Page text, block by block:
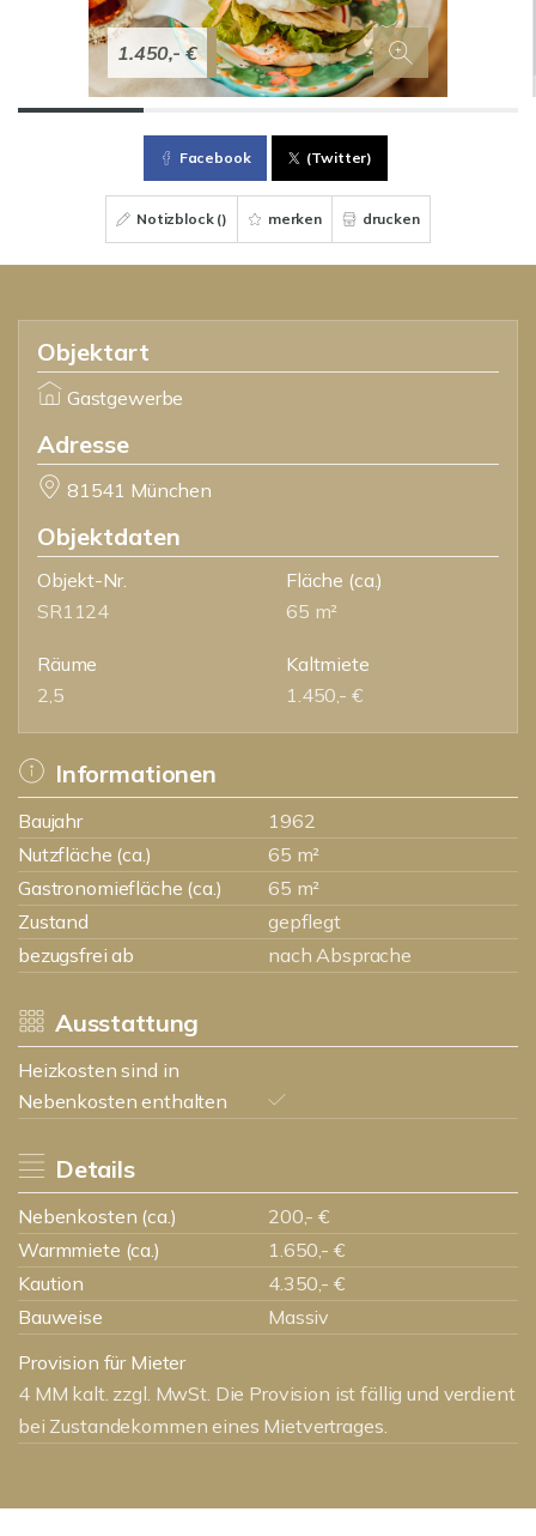
1.450,- €
Facebook (Twitter)
Notizblock () merken drucken
Objektart
Gastgewerbe
Adresse
81541 München
Objektdaten
Objekt-Nr.
SR1124
Fläche (ca.)
65 m²
Räume
2,5
Kaltmiete
1.450,- €
Informationen
Baujahr
1962
Nutzfläche (ca.)
65 m²
Gastronomiefläche (ca.)
65 m²
Zustand
gepflegt
bezugsfrei ab
nach Absprache
Ausstattung
Heizkosten sind in
Nebenkosten enthalten
Details
Nebenkosten (ca.)
200,- €
Warmmiete (ca.)
1.650,- €
Kaution
4.350,- €
Bauweise
Massiv
Provision für Mieter
4 MM kalt. zzgl. MwSt. Die Provision ist fällig und verdient
bei Zustandekommen eines Mietvertrages.